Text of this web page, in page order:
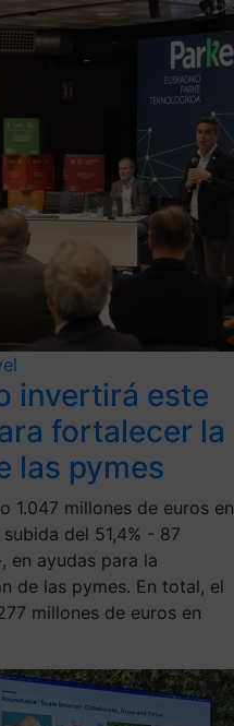
invertirá este
fortalecer la
las pymes
1.047 millones de euros en
del 51,4% - 87
en ayudas para la
de las pymes. En total, el
millones de euros en